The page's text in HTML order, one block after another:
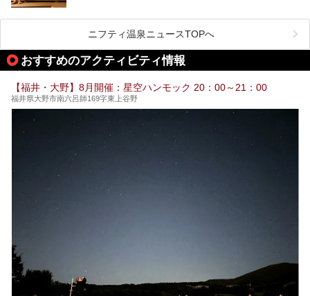
チームサウナ、塩サウナなどが存在し、施設によって様々な
こだわりを持つ施設も増えています。
ススメ温泉・銭湯・スパを10件まとめてご紹介します。
ニフティ温泉ニュースTOPへ
おすすめのアクティビティ情報
【福井・大野】8月開催：星空ハンモック 20：00～21：00
福井県大野市南六呂師169字東上谷野